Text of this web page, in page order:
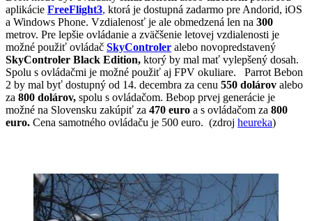
aplikácie FreeFlight3, ktorá je dostupná zadarmo pre Andorid, iOS
a Windows Phone. Vzdialenosť je ale obmedzená len na 300
metrov. Pre lepšie ovládanie a zväčšenie letovej vzdialenosti je
možné použiť ovládač SkyControler alebo novopredstavený
SkyControler Black Edition, ktorý by mal mať vylepšený dosah.
Spolu s ovládačmi je možné použiť aj FPV okuliare. Parrot Bebon
2 by mal byť dostupný od 14. decembra za cenu 550 dolárov alebo
za 800 dolárov, spolu s ovládačom. Bebop prvej generácie je
možné na Slovensku zakúpiť za 470 euro a s ovládačom za 800
euro. Cena samotného ovládaču je 500 euro. (zdroj heureka)